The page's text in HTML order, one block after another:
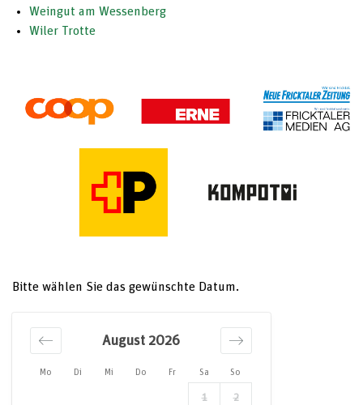
Weingut am Wessenberg
Wiler Trotte
Bitte wählen Sie das gewünschte Datum.
Mo Di Mi Do Fr Sa So
August 2026
1 2